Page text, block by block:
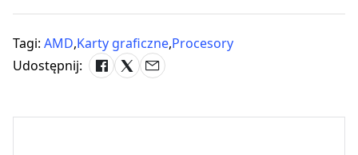
Tagi: AMD,Karty graficzne,Procesory
Udostępnij: